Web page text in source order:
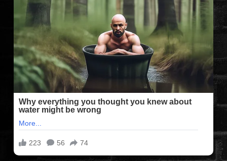
FILMEK (2025-ÖS)
FILMEK (2024-ES)
FILMEK (2023-AS)
FILMEK (2022-ES)
FELIRATOS FILMEK